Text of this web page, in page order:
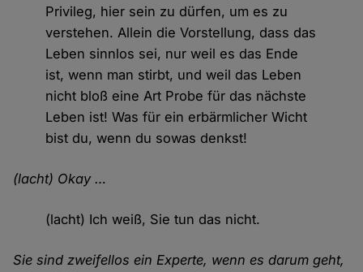
Privileg, hier sein zu dürfen, um es zu
verstehen. Allein die Vorstellung, dass das
Leben sinnlos sei, nur weil es das Ende
ist, wenn man stirbt, und weil das Leben
nicht bloß eine Art Probe für das nächste
Leben ist! Was für ein erbärmlicher Wicht
bist du, wenn du sowas denkst!
(lacht) Okay …
(lacht) Ich weiß, Sie tun das nicht.
Sie sind zweifellos ein Experte, wenn es darum geht,